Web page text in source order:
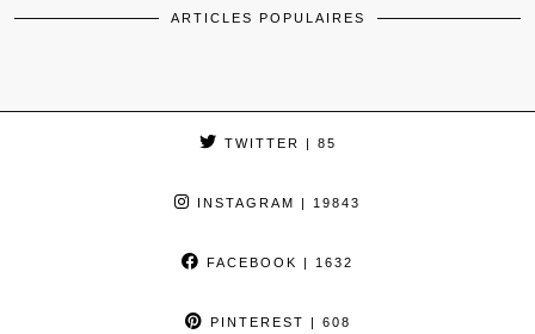
ARTICLES POPULAIRES
TWITTER | 85
INSTAGRAM | 19843
FACEBOOK | 1632
PINTEREST | 608